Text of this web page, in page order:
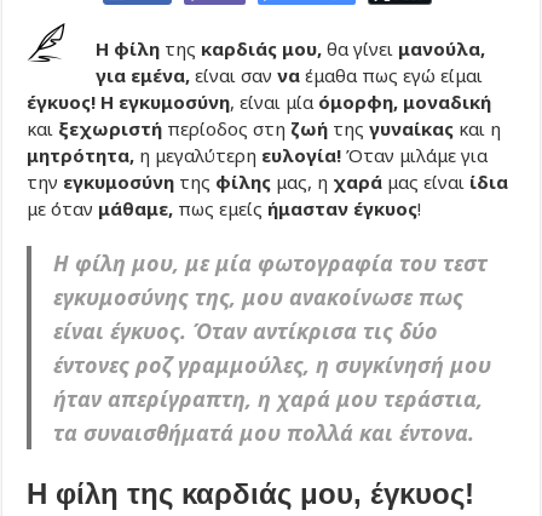
Η φίλη της καρδιάς μου,θα γίνει μανούλα,
για εμένα,είναι σαν να έμαθα πως εγώ είμαι
έγκυος! Η εγκυμοσύνη, είναι μία όμορφη, μοναδική
και ξεχωριστή περίοδος στη ζωή τηςγυναίκας και η
μητρότητα, η μεγαλύτερη ευλογία! Όταν μιλάμε για
την εγκυμοσύνη της φίλης μας, η χαρά μας είναι ίδια
με όταν μάθαμε, πως εμείς ήμασταν έγκυος!
Η φίλη μου, με μία φωτογραφία του τεστ
εγκυμοσύνης της, μου ανακοίνωσε πως
είναι έγκυος. Όταν αντίκρισα τις δύο
έντονες ροζ γραμμούλες, η συγκίνησή μου
ήταν απερίγραπτη, η χαρά μου τεράστια,
τα συναισθήματά μου πολλά και έντονα.
Η φίλη της καρδιάς μου, έγκυος!